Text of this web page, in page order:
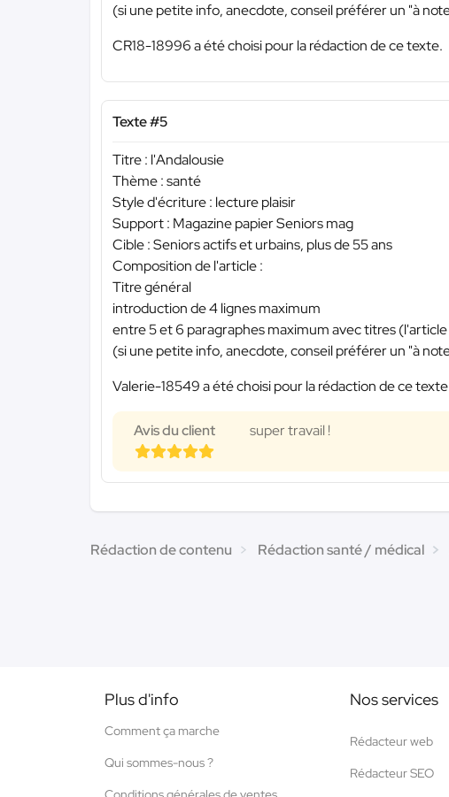
(si une petite info, anecdote, conseil préférer un "à
CR18-18996 a été choisi pour la rédaction de ce texte.
Texte #5
Titre : l'Andalousie
Thème : santé
Style d'écriture : lecture plaisir
Support : Magazine papier Seniors mag
Cible : Seniors actifs et urbains, plus de 55 ans
Composition de l'article :
Titre général
introduction de 4 lignes maximum
entre 5 et 6 paragraphes maximum avec titres
(si une petite info, anecdote, conseil préférer un "à
Valerie-18549 a été choisi pour la rédaction de ce
Avis du client super travail !
Rédaction de contenu Rédaction santé / médical
Plus d'info
Comment ça marche
Qui sommes-nous ?
Nos services
Rédacteur web
Rédacteur SEO